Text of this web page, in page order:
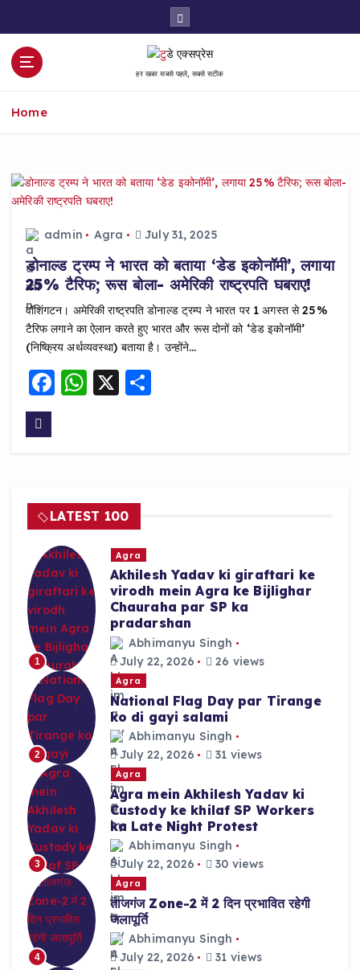
हर खबर सबसे पहले, सबसे सटीक
Home
admin Agra July 31, 2025
डोनाल्ड ट्रम्प ने भारत को बताया ‘डेड इकोनॉमी’, लगाया
25% टैरिफ; रूस बोला- अमेरिकी राष्ट्रपति घबराए!
वॉशिंगटन। अमेरिकी राष्ट्रपति डोनाल्ड ट्रम्प ने भारत पर 1 अगस्त से 25%
टैरिफ लगाने का ऐलान करते हुए भारत और रूस दोनों को ‘डेड इकोनॉमी’
(निष्क्रिय अर्थव्यवस्था) बताया है। उन्होंने…
F
o
o
k
W
p
p
X S
LATEST 100
1
Agra
Akhilesh Yadav ki giraftari ke
virodh mein Agra ke Bijlighar
Chauraha par SP ka
pradarshan
Abhimanyu Singh
July 22, 2026
26 views
2
Agra
National Flag Day par Tirange
ko di gayi salami
Abhimanyu Singh
July 22, 2026
31 views
3
Agra
Agra mein Akhilesh Yadav ki
Custody ke khilaf SP Workers
ka Late Night Protest
Abhimanyu Singh
July 22, 2026
30 views
4
Agra
ताजगंज Zone-2 में 2 दिन प्रभावित रहेगी
जलापूर्ति
Abhimanyu Singh
July 22, 2026
31 views